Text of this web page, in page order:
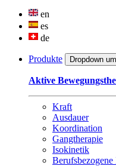
en
es
de
Produkte Dropdown
Aktive
Kraft
Ausdauer
Koordination
Gangtherapie
Isokinetik